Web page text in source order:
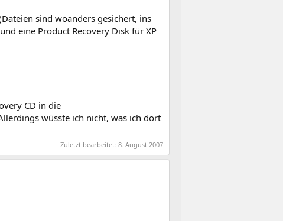
sind woanders gesichert, ins
eine Product Recovery Disk für XP
CD in die
wüsste ich nicht, was ich dort
Zuletzt bearbeitet: 8. August 2007